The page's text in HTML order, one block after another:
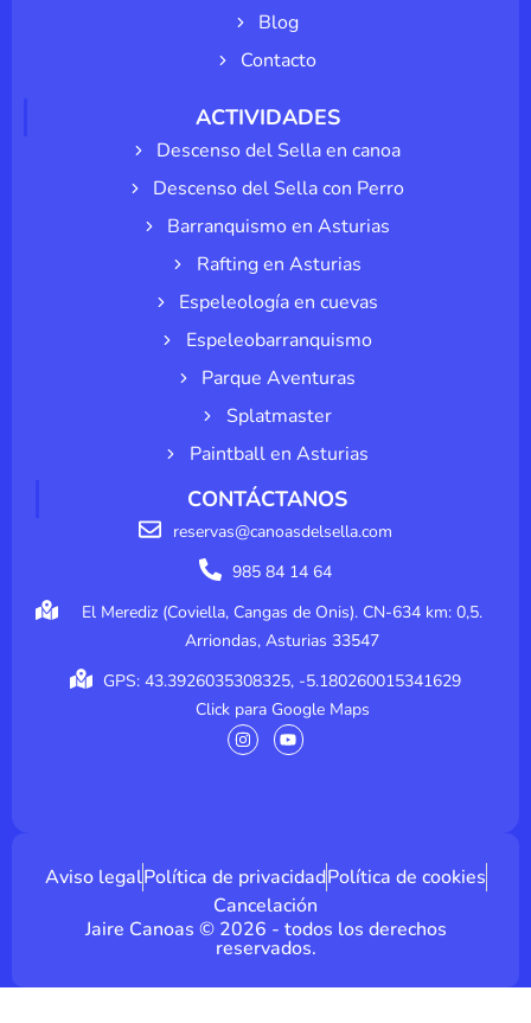
Blog
Contacto
ACTIVIDADES
Descenso del Sella en canoa
Descenso del Sella con Perro
Barranquismo en Asturias
Rafting en Asturias
Espeleología en cuevas
Espeleobarranquismo
Parque Aventuras
Splatmaster
Paintball en Asturias
CONTÁCTANOS
reservas@canoasdelsella.com
985 84 14 64
El Merediz (Coviella, Cangas de Onis). CN-634 km: 0,5.
Arriondas, Asturias 33547
GPS: 43.3926035308325, -5.180260015341629
Click para Google Maps
I
n
Y
o
Jaire Canoas © 2026 - todos los derechos
reservados.
Aviso legalPolítica de privacidadPolítica de cookies
Cancelación